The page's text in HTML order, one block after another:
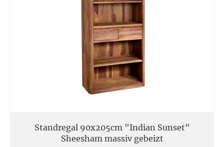
Standregal 90x205cm "Indian Sunset"
Sheesham massiv gebeizt